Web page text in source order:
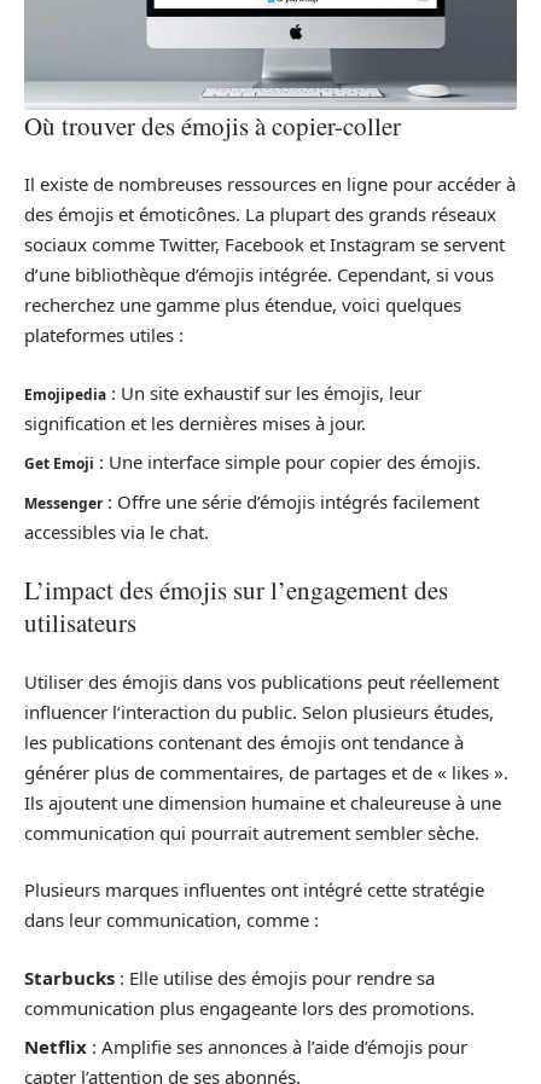
Où trouver des émojis à copier-coller
Il existe de nombreuses ressources en ligne pour accéder à
des émojis et émoticônes. La plupart des grands réseaux
sociaux comme Twitter, Facebook et Instagram se servent
d’une bibliothèque d’émojis intégrée. Cependant, si vous
recherchez une gamme plus étendue, voici quelques
plateformes utiles :
Emojipedia : Un site exhaustif sur les émojis, leur
signification et les dernières mises à jour.
Get Emoji : Une interface simple pour copier des émojis.
Messenger: Offre une série d’émojis intégrés facilement
accessibles via le chat.
L’impact des émojis sur l’engagement des
utilisateurs
Utiliser des émojis dans vos publications peut réellement
influencer l’interaction du public. Selon plusieurs études,
les publications contenant des émojis ont tendance à
générer plus de commentaires, de partages et de « likes ».
Ils ajoutent une dimension humaine et chaleureuse à une
communication qui pourrait autrement sembler sèche.
Plusieurs marques influentes ont intégré cette stratégie
dans leur communication, comme :
Starbucks : Elle utilise des émojis pour rendre sa
communication plus engageante lors des promotions.
Netflix : Amplifie ses annonces à l’aide d’émojis pour
capter l’attention de ses abonnés.